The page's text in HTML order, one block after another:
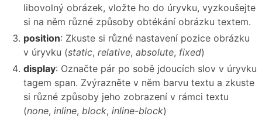
libovolný obrázek, vložte ho do úryvku, vyzkoušejte
si na něm různé způsoby obtékání obrázku textem.
position: Zkuste si různé nastavení pozice obrázku
v úryvku (static, relative, absolute, fixed)
display: Označte pár po sobě jdoucích slov v úryvku
tagem span. Zvýrazněte v něm barvu textu a zkuste
si různé způsoby jeho zobrazení v rámci textu
(none, inline, block, inline-block)